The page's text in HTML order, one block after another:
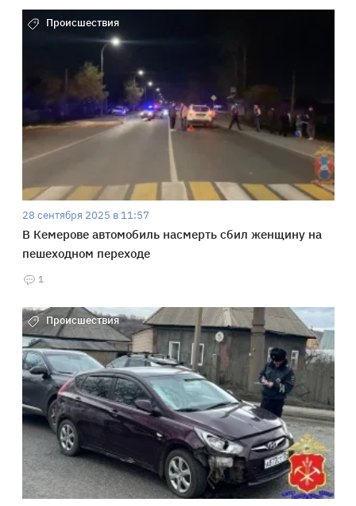
Происшествия
28 сентября 2025 в 11:57
В Кемерове автомобиль насмерть сбил женщину на
пешеходном переходе
1
Происшествия